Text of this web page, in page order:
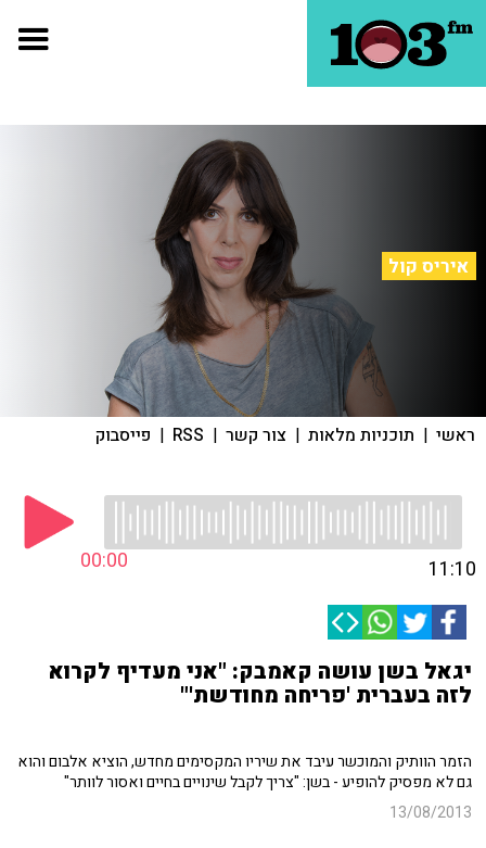
איריס קול
ראשי | תוכניות מלאות | צור קשר |
RSS
| פייסבוק
00:00 11:10
יגאל בשן עושה קאמבק: "אני מעדיף לקרוא
לזה בעברית 'פריחה מחודשת'"
הזמר הוותיק והמוכשר עיבד את שיריו המקסימים מחדש, הוציא אלבום והוא
גם לא מפסיק להופיע - בשן: "צריך לקבל שינויים בחיים ואסור לוותר"
13/08/2013